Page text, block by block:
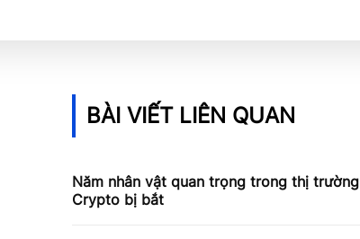
BÀI VIẾT LIÊN QUAN
Năm nhân vật quan trọng trong thị trường
Crypto bị bắt